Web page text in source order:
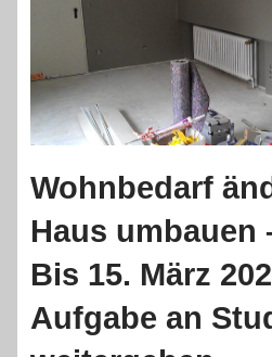
Wohnbedarf
Haus umbauen
Bis 15. März
Aufgabe an